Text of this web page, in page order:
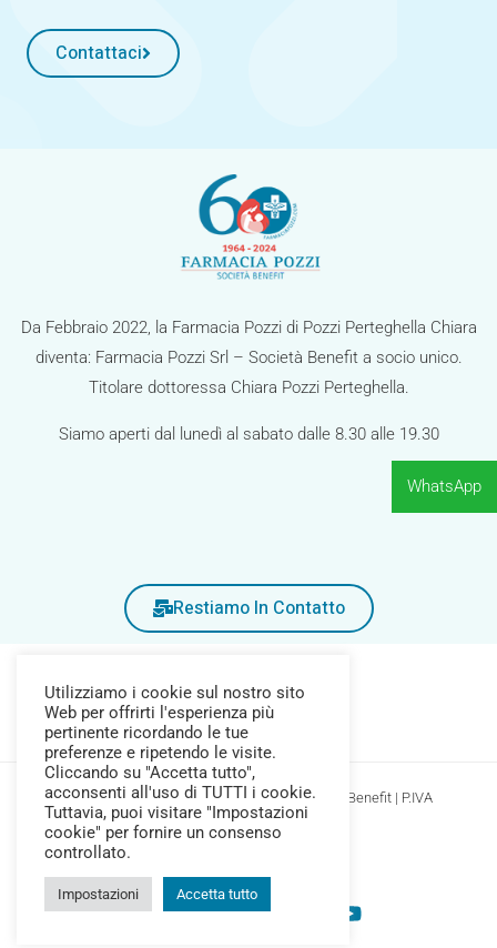
Contattaci
Da Febbraio 2022, la Farmacia Pozzi di Pozzi Perteghella Chiara
diventa: Farmacia Pozzi Srl – Società Benefit a socio unico.
Titolare dottoressa Chiara Pozzi Perteghella.
Siamo aperti dal lunedì al sabato dalle 8.30 alle 19.30
Restiamo In Contatto
Copyright © 2026 Farmacia Pozzi Srl Società Benefit | P.IVA
04377690245
Utilizziamo i cookie sul nostro sito
Web per offrirti l'esperienza più
pertinente ricordando le tue
preferenze e ripetendo le visite.
Cliccando su "Accetta tutto",
acconsenti all'uso di TUTTI i cookie.
Tuttavia, puoi visitare "Impostazioni
cookie" per fornire un consenso
controllato.
Impostazioni Accetta tutto
WhatsApp